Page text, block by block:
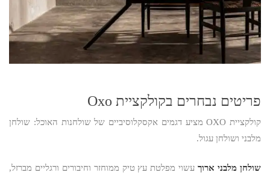
פריטים נבחרים בקולקציית Oxo
קולקציית OXO מציע דגמים אקסקלוסיביים של שולחנות האוכל: שולחן
מלבני ושולחן עגול.
שולחן מלבני ארוךעשוי מפלטת עץ טיק ממוחזר וחיבורים ורגליים מברזל,